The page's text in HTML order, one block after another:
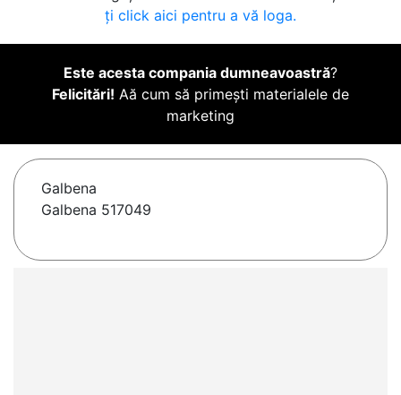
ți click aici pentru a vă loga.
Este acesta compania dumneavoastră?
Felicitări! Aă cum să primești materialele de
marketing
Galbena
Galbena 517049